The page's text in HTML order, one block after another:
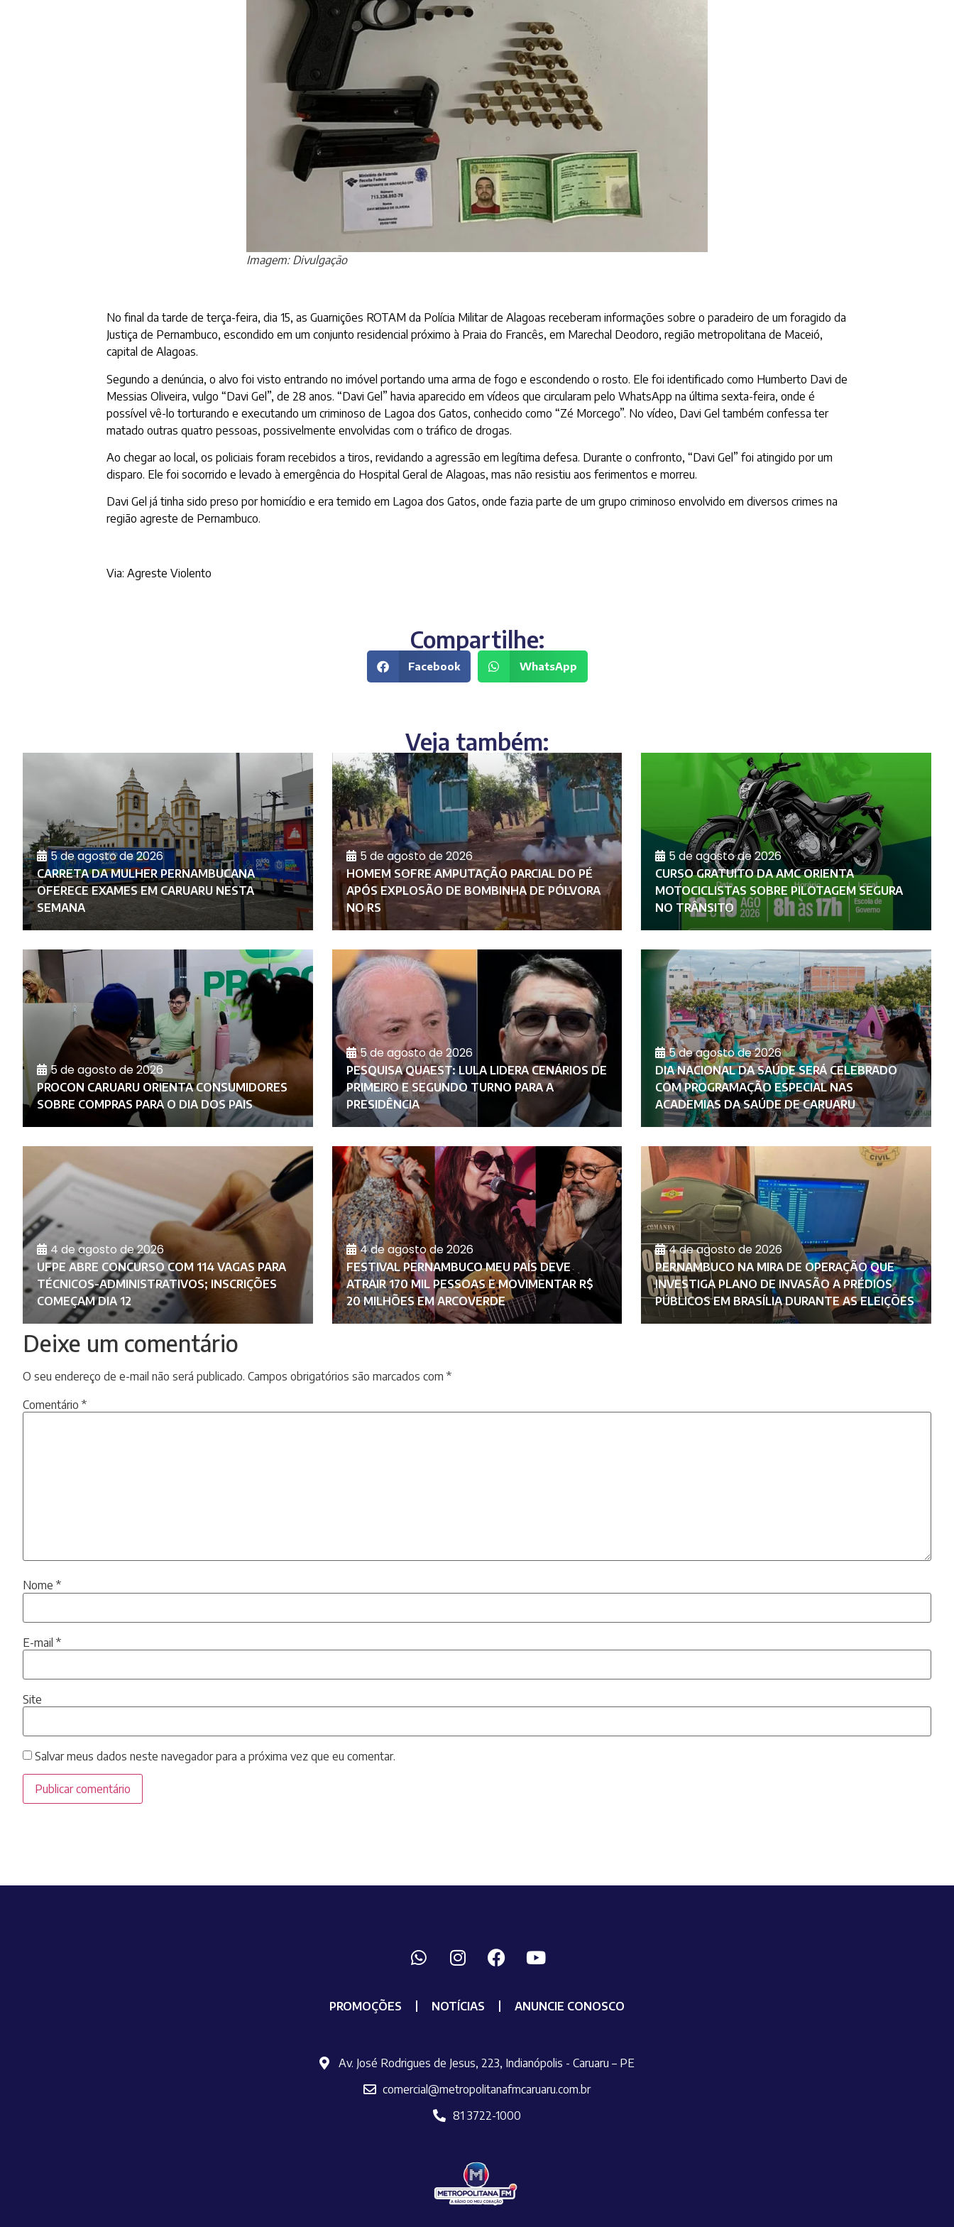
Imagem: Divulgação
No final da tarde de terça-feira, dia 15, as Guarnições ROTAM da Polícia Militar de Alagoas receberam informações sobre o paradeiro de um foragido da
Justiça de Pernambuco, escondido em um conjunto residencial próximo à Praia do Francês, em Marechal Deodoro, região metropolitana de Maceió,
capital de Alagoas.
Segundo a denúncia, o alvo foi visto entrando no imóvel portando uma arma de fogo e escondendo o rosto. Ele foi identificado como Humberto Davi de
Messias Oliveira, vulgo “Davi Gel”, de 28 anos. “Davi Gel” havia aparecido em vídeos que circularam pelo WhatsApp na última sexta-feira, onde é
possível vê-lo torturando e executando um criminoso de Lagoa dos Gatos, conhecido como “Zé Morcego”. No vídeo, Davi Gel também confessa ter
matado outras quatro pessoas, possivelmente envolvidas com o tráfico de drogas.
Ao chegar ao local, os policiais foram recebidos a tiros, revidando a agressão em legítima defesa. Durante o confronto, “Davi Gel” foi atingido por um
disparo. Ele foi socorrido e levado à emergência do Hospital Geral de Alagoas, mas não resistiu aos ferimentos e morreu.
Davi Gel já tinha sido preso por homicídio e era temido em Lagoa dos Gatos, onde fazia parte de um grupo criminoso envolvido em diversos crimes na
região agreste de Pernambuco.
Via: Agreste Violento
Compartilhe:
Facebook WhatsApp
Veja também:
5 de agosto de 2026
CARRETA DA MULHER PERNAMBUCANA
OFERECE EXAMES EM CARUARU NESTA
SEMANA
5 de agosto de 2026
HOMEM SOFRE AMPUTAÇÃO PARCIAL DO PÉ
APÓS EXPLOSÃO DE BOMBINHA DE PÓLVORA
NO RS
5 de agosto de 2026
CURSO GRATUITO DA AMC ORIENTA
MOTOCICLISTAS SOBRE PILOTAGEM SEGURA
NO TRÂNSITO
5 de agosto de 2026
PROCON CARUARU ORIENTA CONSUMIDORES
SOBRE COMPRAS PARA O DIA DOS PAIS
5 de agosto de 2026
PESQUISA QUAEST: LULA LIDERA CENÁRIOS DE
PRIMEIRO E SEGUNDO TURNO PARA A
PRESIDÊNCIA
5 de agosto de 2026
DIA NACIONAL DA SAÚDE SERÁ CELEBRADO
COM PROGRAMAÇÃO ESPECIAL NAS
ACADEMIAS DA SAÚDE DE CARUARU
4 de agosto de 2026
UFPE ABRE CONCURSO COM 114 VAGAS PARA
TÉCNICOS-ADMINISTRATIVOS; INSCRIÇÕES
COMEÇAM DIA 12
4 de agosto de 2026
FESTIVAL PERNAMBUCO MEU PAÍS DEVE
ATRAIR 170 MIL PESSOAS E MOVIMENTAR R$
20 MILHÕES EM ARCOVERDE
4 de agosto de 2026
PERNAMBUCO NA MIRA DE OPERAÇÃO QUE
INVESTIGA PLANO DE INVASÃO A PRÉDIOS
PÚBLICOS EM BRASÍLIA DURANTE AS ELEIÇÕES
Deixe um comentário
O seu endereço de e-mail não será publicado. Campos obrigatórios são marcados com *
Comentário *
Nome *
E-mail *
Site
Salvar meus dados neste navegador para a próxima vez que eu comentar.
PROMOÇÕES NOTÍCIAS ANUNCIE CONOSCO
Av. José Rodrigues de Jesus, 223, Indianópolis - Caruaru – PE
comercial@metropolitanafmcaruaru.com.br
81 3722-1000